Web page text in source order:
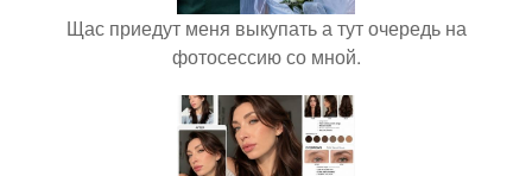
Щас приедут меня выкупать а тут очередь на
фотосессию со мной.